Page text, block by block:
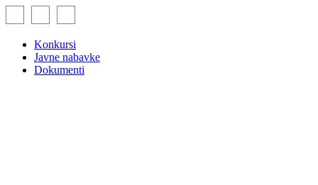
to
Konkursi
Javne nabavke
Dokumenti